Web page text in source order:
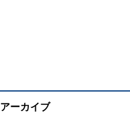
アーカイブ